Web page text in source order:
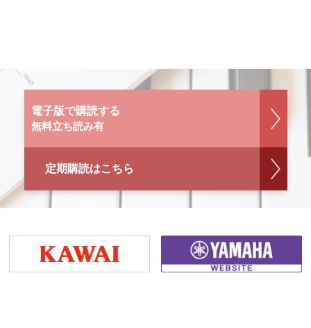
電子版で購読する
無料立ち読み有
定期購読はこちら